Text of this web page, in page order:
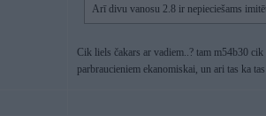
Arī divu vanosu 2.8 ir nepieciešams
Cik liels čakars ar vadiem..? tam m54b30
parbraucieniem ekanomiskai, un ari tas ka